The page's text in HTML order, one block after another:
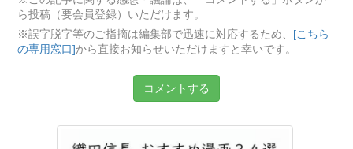
ら投稿（要会員登録）いただけます。
※誤字脱字等のご指摘は編集部で迅速に対応するため、 [こちら
の専用窓口]から直接お知らせいただけますと幸いです。
コメントする